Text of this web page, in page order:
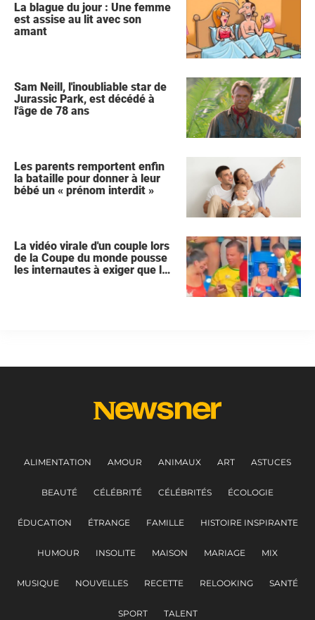
La blague du jour : Une femme
est assise au lit avec son
amant
Sam Neill, l'inoubliable star de
Jurassic Park, est décédé à
l'âge de 78 ans
Les parents remportent enfin
la bataille pour donner à leur
bébé un « prénom interdit »
La vidéo virale d'un couple lors
de la Coupe du monde pousse
les internautes à exiger que la
ALIMENTATION AMOUR ANIMAUX ART ASTUCES
BEAUTÉ CÉLÉBRITÉ CÉLÉBRITÉS ÉCOLOGIE
ÉDUCATION ÉTRANGE FAMILLE HISTOIRE INSPIRANTE
HUMOUR INSOLITE MAISON MARIAGE MIX
MUSIQUE NOUVELLES RECETTE RELOOKING SANTÉ
SPORT TALENT